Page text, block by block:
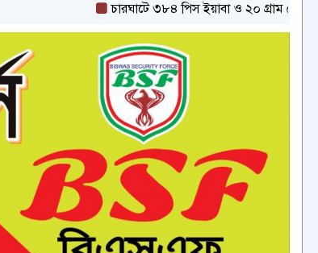
চারঘাটে ৩৮৪ পিস ইয়াবা ও ২০ গ্রাম হেরোইনসহ